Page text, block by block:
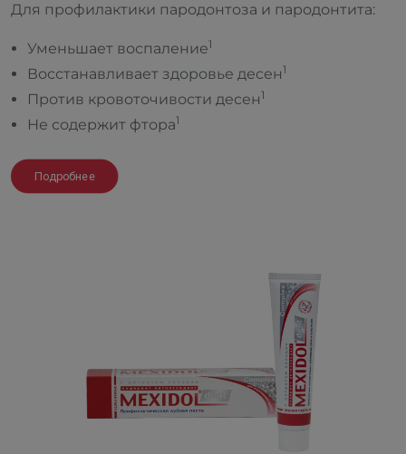
Для профилактики пародонтоза и пародонтита:
Уменьшает воспаление1
Восстанавливает здоровье десен1
Против кровоточивости десен1
Не содержит фтора1
Подробнее